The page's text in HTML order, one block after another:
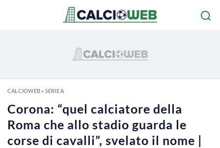
CALCIOWEB» SERIE A
Corona: “quel calciatore della
Roma che allo stadio guarda le
corse di cavalli”, svelato il nome |